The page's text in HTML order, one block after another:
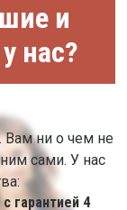
и
нас?
Вам ни о чем не
сами. У нас
гарантией 4